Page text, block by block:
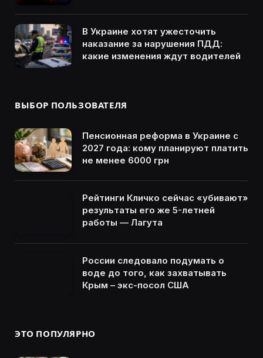
В Украине хотят ужесточить
наказание за нарушения ПДД:
какие изменения ждут водителей
ВЫБОР ПОЛЬЗОВАТЕЛЯ
Пенсионная реформа в Украине с
2027 года: кому планируют платить
не менее 6000 грн
Рейтинги Кличко сейчас «убивают»
результаты его же 5-летней
работы — Лагута
России следовало подумать о
воде до того, как захватывать
Крым – экс-посол США
ЭТО ПОПУЛЯРНО